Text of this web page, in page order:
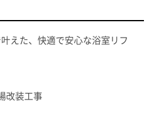
えた、快適で安心な浴室リフ
改装工事